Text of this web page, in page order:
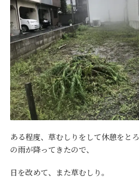
ある程度、草むしりをして休憩をと
の雨が降ってきたので、
日を改めて、また草むしり。